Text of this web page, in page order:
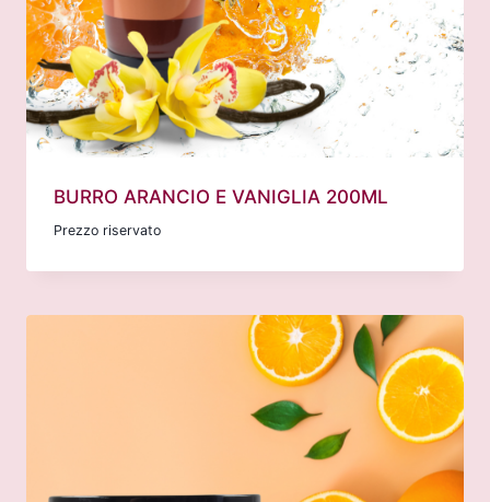
BURRO ARANCIO E VANIGLIA 200ML
Prezzo riservato